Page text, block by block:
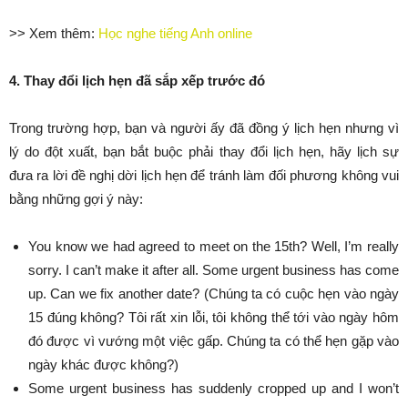
>> Xem thêm: Học nghe tiếng Anh online
4. Thay đổi lịch hẹn đã sắp xếp trước đó
Trong trường hợp, bạn và người ấy đã đồng ý lịch hẹn nhưng vì
lý do đột xuất, bạn bắt buộc phải thay đổi lịch hẹn, hãy lịch sự
đưa ra lời đề nghị dời lịch hẹn để tránh làm đối phương không vui
bằng những gợi ý này:
You know we had agreed to meet on the 15th? Well, I’m really
sorry. I can’t make it after all. Some urgent business has come
up. Can we fix another date? (Chúng ta có cuộc hẹn vào ngày
15 đúng không? Tôi rất xin lỗi, tôi không thể tới vào ngày hôm
đó được vì vướng một việc gấp. Chúng ta có thể hẹn gặp vào
ngày khác được không?)
Some urgent business has suddenly cropped up and I won’t